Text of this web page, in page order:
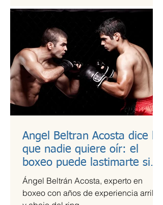
marca de burritos norteños creada por
la emprendedora Camila García-
Castells, que combina tradición
culinaria con innovación y conciencia
nutricional.
Angel Beltran Acosta dice lo
que nadie quiere oír: el
boxeo puede lastimarte si
no te cuidas
Ángel Beltrán Acosta, experto en
boxeo con años de experiencia arriba